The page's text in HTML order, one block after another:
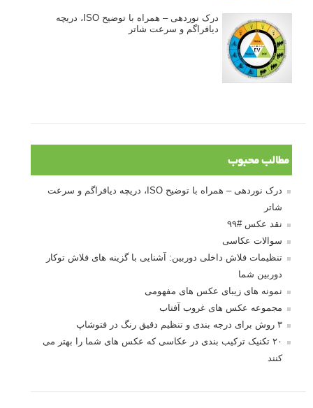
درک نوردهی – همراه با توضیح ISO، دریچه
دیافراگم و سرعت شاتر
مطالب محبوب
درک نوردهی – همراه با توضیح ISO، دریچه دیافراگم و سرعت
شاتر
نقد عکس #۹۹
سوالات عکاسی
تنظیمات فلاش داخلی دوربین: آشنایی با گزینه های فلاش توکار
دوربین شما
نمونه های زیبای عکس های مفهومی
مجموعه عکس های غروب آفتاب
۳ روش برای درجه بندی و تنظیم دقیق رنگ در فتوشاپ
۲۰ تکنیک ترکیب بندی در عکاسی که عکس های شما را بهتر می
کنند